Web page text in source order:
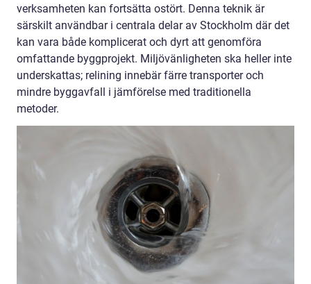
verksamheten kan fortsätta ostört. Denna teknik är
särskilt användbar i centrala delar av Stockholm där det
kan vara både komplicerat och dyrt att genomföra
omfattande byggprojekt. Miljövänligheten ska heller inte
underskattas; relining innebär färre transporter och
mindre byggavfall i jämförelse med traditionella
metoder.